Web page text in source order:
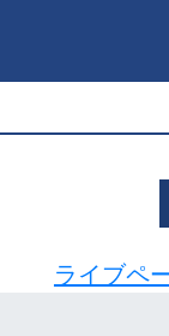
ライブペ